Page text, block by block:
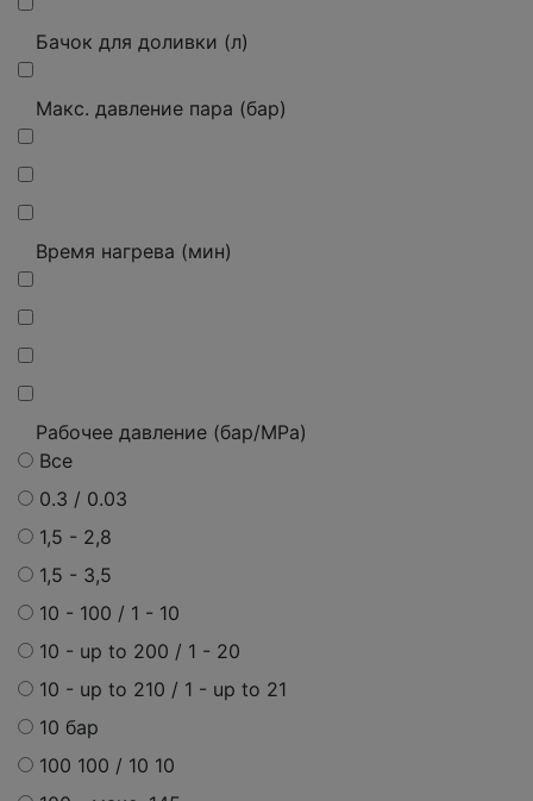
Бачок для доливки (л)
Макс. давление пара (бар)
Время нагрева (мин)
Рабочее давление (бар/MPa)
Все
0.3 / 0.03
1,5 - 2,8
1,5 - 3,5
10 - 100 / 1 - 10
10 - up to 200 / 1 - 20
10 - up to 210 / 1 - up to 21
10 бар
100 100 / 10 10